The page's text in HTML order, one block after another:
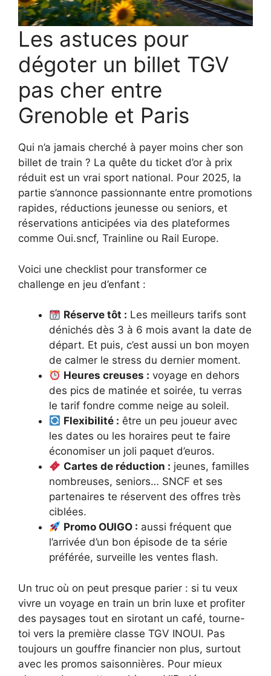
Les astuces pour
dégoter un billet TGV
pas cher entre
Grenoble et Paris
Qui n’a jamais cherché à payer moins cher son
billet de train ? La quête du ticket d’or à prix
réduit est un vrai sport national. Pour 2025, la
partie s’annonce passionnante entre promotions
rapides, réductions jeunesse ou seniors, et
réservations anticipées via des plateformes
comme Oui.sncf, Trainline ou Rail Europe.
Voici une checklist pour transformer ce
challenge en jeu d’enfant :
Réserve tôt : Les meilleurs tarifs sont
dénichés dès 3 à 6 mois avant la date de
départ. Et puis, c’est aussi un bon moyen
de calmer le stress du dernier moment.
Heures creuses : voyage en dehors
des pics de matinée et soirée, tu verras
le tarif fondre comme neige au soleil.
Flexibilité : être un peu joueur avec
les dates ou les horaires peut te faire
économiser un joli paquet d’euros.
Cartes de réduction : jeunes, familles
nombreuses, seniors… SNCF et ses
partenaires te réservent des offres très
ciblées.
Promo OUIGO : aussi fréquent que
l’arrivée d’un bon épisode de ta série
préférée, surveille les ventes flash.
Un truc où on peut presque parier : si tu veux
vivre un voyage en train un brin luxe et profiter
des paysages tout en sirotant un café, tourne-
toi vers la première classe TGV INOUI. Pas
toujours un gouffre financier non plus, surtout
avec les promos saisonnières. Pour mieux